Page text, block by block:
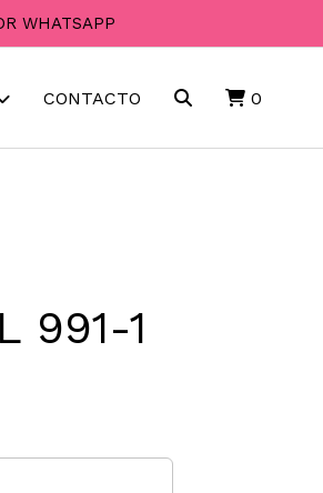
WHATSAPP
CONTACTO 0
991-1